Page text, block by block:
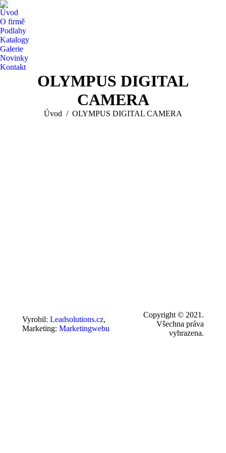
Úvod
O firmě
Podlahy
Katalogy
Galerie
Novinky
Kontakt
OLYMPUS DIGITAL
CAMERA
You are here:
Úvod OLYMPUS DIGITAL CAMERA
Vyrobil: Leadsolutions.cz,
Marketing: Marketingwebu
Copyright © 2021.
Všechna práva
vyhrazena.